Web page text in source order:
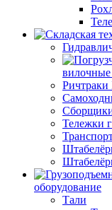
Тележки
оборудование
Тали